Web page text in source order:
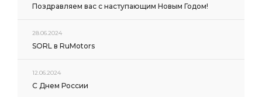
Поздравляем вас с наступающим Новым Годом!
28.06.2024
SORL в RuMotors
12.06.2024
С Днем России